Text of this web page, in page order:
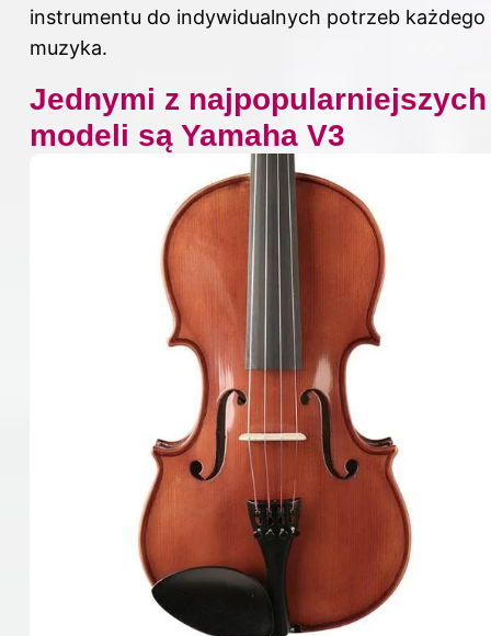
instrumentu do indywidualnych potrzeb każdego
muzyka.
Jednymi z najpopularniejszych
modeli są Yamaha V3